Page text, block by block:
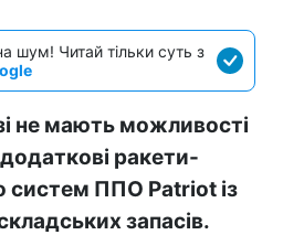
шум! Читай тільки суть з
не мають можливості
ракети-
систем ППО Patriot із
запасів.